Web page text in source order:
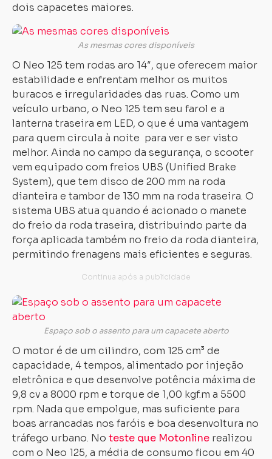
dois capacetes maiores.
As mesmas cores disponíveis
O Neo 125 tem rodas aro 14″, que oferecem maior
estabilidade e enfrentam melhor os muitos
buracos e irregularidades das ruas. Como um
veículo urbano, o Neo 125 tem seu farol e a
lanterna traseira em LED, o que é uma vantagem
para quem circula à noite para ver e ser visto
melhor. Ainda no campo da segurança, o scooter
vem equipado com freios UBS (Unified Brake
System), que tem disco de 200 mm na roda
dianteira e tambor de 130 mm na roda traseira. O
sistema UBS atua quando é acionado o manete
do freio da roda traseira, distribuindo parte da
força aplicada também no freio da roda dianteira,
permitindo frenagens mais eficientes e seguras.
Espaço sob o assento para um capacete aberto
O motor é de um cilindro, com 125 cm³ de
capacidade, 4 tempos, alimentado por injeção
eletrônica e que desenvolve potência máxima de
9,8 cv a 8000 rpm e torque de 1,00 kgf.m a 5500
rpm. Nada que empolgue, mas suficiente para
boas arrancadas nos faróis e boa desenvoltura no
tráfego urbano. No teste que Motonline realizou
com o Neo 125, a média de consumo ficou em 40